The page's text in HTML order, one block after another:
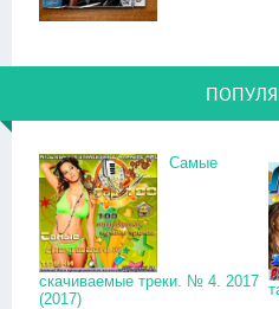
Самые
скачиваемые треки. № 4. 2017
(2017)